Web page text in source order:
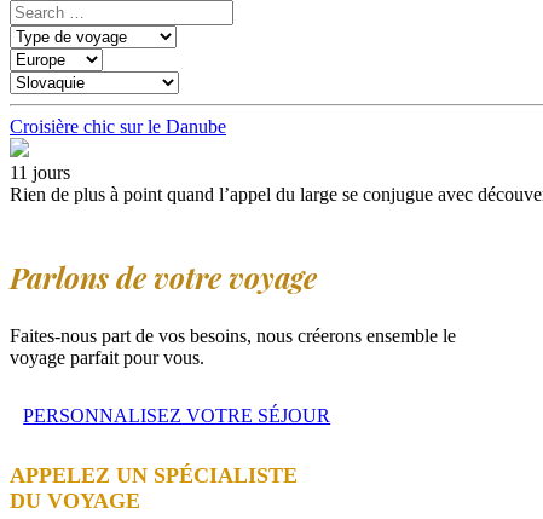
Croisière chic sur le Danube
11 jours
Rien de plus à point quand l’appel du large se conjugue avec
Parlons de votre voyage
Faites-nous part de vos besoins, nous créerons ensemble le
voyage parfait pour vous.
PERSONNALISEZ VOTRE SÉJOUR
APPELEZ UN SPÉCIALISTE
DU VOYAGE